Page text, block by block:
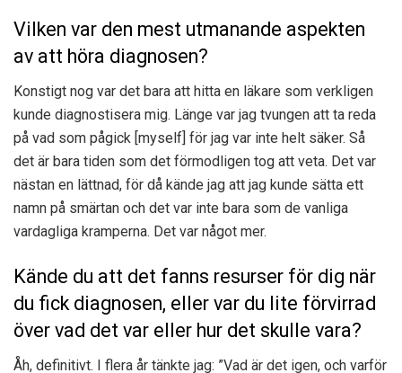
Vilken var den mest utmanande aspekten
av att höra diagnosen?
Konstigt nog var det bara att hitta en läkare som verkligen
kunde diagnostisera mig. Länge var jag tvungen att ta reda
på vad som pågick [myself] för jag var inte helt säker. Så
det är bara tiden som det förmodligen tog att veta. Det var
nästan en lättnad, för då kände jag att jag kunde sätta ett
namn på smärtan och det var inte bara som de vanliga
vardagliga kramperna. Det var något mer.
Kände du att det fanns resurser för dig när
du fick diagnosen, eller var du lite förvirrad
över vad det var eller hur det skulle vara?
Åh, definitivt. I flera år tänkte jag: ”Vad är det igen, och varför